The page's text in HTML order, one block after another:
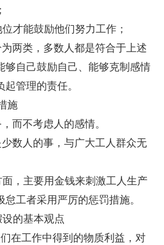
能鼓励他们努力工作；
类，多数人都是符合于上述
够自己鼓励自己、能够克制感情
管理的责任。
施
不考虑人的感情。
人的事，与广大工人群众无
，主要用金钱来刺激工人生产
工者采用严厉的惩罚措施。
的基本观点
工作中得到的物质利益，对